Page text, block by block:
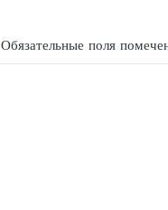
Обязательные поля